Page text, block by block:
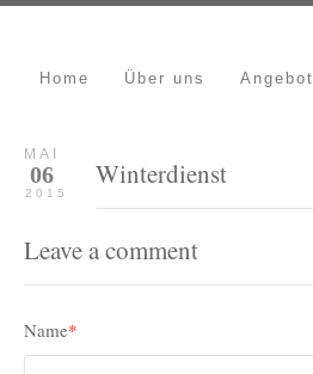
Home Über uns Angebot
MAI
06
2015
Winterdienst
Leave a comment
Name*